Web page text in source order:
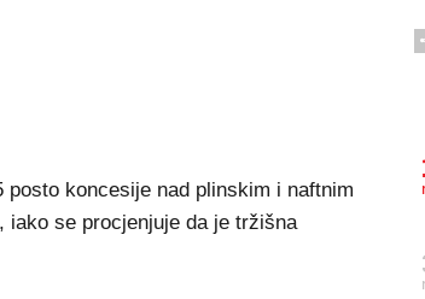
posto koncesije nad plinskim i naftnim
iako se procjenjuje da je tržišna